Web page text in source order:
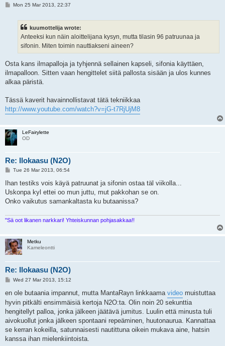
PMon 25 Mar 2013, 22:37
kuumottelija wrote:
Anteeksi kun näin aloittelijana kysyn, mutta tilasin 96 patruunaa ja
sifonin. Miten toimin nauttiakseni aineen?
Osta kans ilmapalloja ja tyhjennä sellainen kapseli, sifonia käyttäen,
ilmapalloon. Sitten vaan hengittelet siitä pallosta sisään ja ulos kunnes
alkaa päristä.
Tässä kaverit havainnollistavat tätä tekniikkaa
http://www.youtube.com/watch?v=jG-t7RjUjM8
LeFairylette
OD
Re: Ilokaasu (N2O)
P
s
Tue 26 Mar 2013, 06:54
Ihan testiks vois käyä patruunat ja sifonin ostaa täl viikolla...
Uskonpa kyl ettei oo mun juttu, mut pakkohan se on.
Onko vaikutus samankaltasta ku butaanissa?
"Sä oot likanen narkkari! Yhteiskunnan pohjasakkaa!!
Metku
Kameleontti
Re: Ilokaasu (N2O)
P
s
Wed 27 Mar 2013, 15:12
en ole butaania impannut, mutta MantaRayn linkkaama video muistuttaa
hyvin pitkälti ensimmäisiä kertoja N2O:ta. Olin noin 20 sekunttia
hengitellyt palloa, jonka jälkeen jäätävä jumitus. Luulin että minusta tuli
aivokuollut jonka jälkeen spontaani repeäminen, huutonaurua. Kannattaa
se kerran kokeilla, satunnaisesti nautittuna oikein mukava aine, hatsin
kanssa ihan mielenkiintoista.